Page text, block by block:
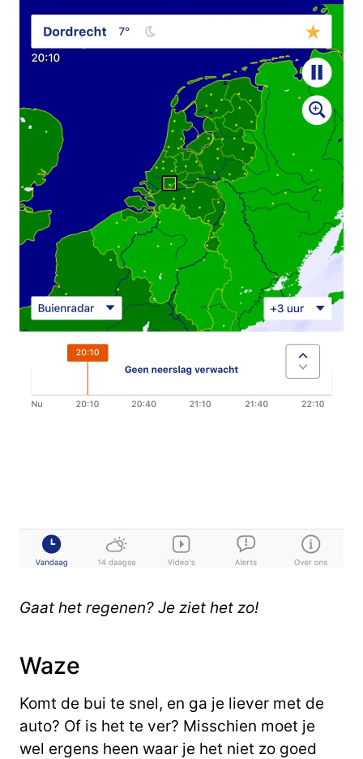
Gaat het regenen? Je ziet het zo!
Waze
Komt de bui te snel, en ga je liever met de
auto? Of is het te ver? Misschien moet je
wel ergens heen waar je het niet zo goed